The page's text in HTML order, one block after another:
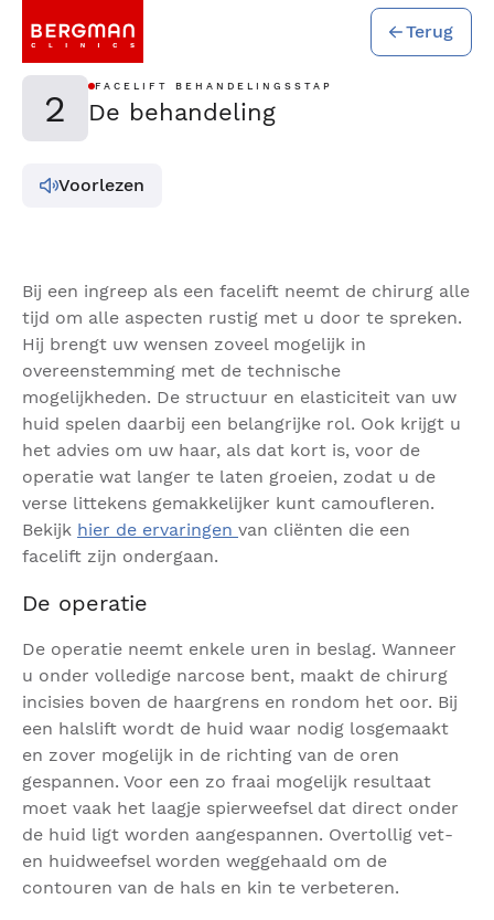
Terug
2 FACELIFT BEHANDELINGSSTAP
De behandeling
Voorlezen
Bij een ingreep als een facelift neemt de chirurg alle
tijd om alle aspecten rustig met u door te spreken.
Hij brengt uw wensen zoveel mogelijk in
overeenstemming met de technische
mogelijkheden. De structuur en elasticiteit van uw
huid spelen daarbij een belangrijke rol. Ook krijgt u
het advies om uw haar, als dat kort is, voor de
operatie wat langer te laten groeien, zodat u de
verse littekens gemakkelijker kunt camoufleren.
Bekijk hier de ervaringen van cliënten die een
facelift zijn ondergaan.
De operatie
De operatie neemt enkele uren in beslag. Wanneer
u onder volledige narcose bent, maakt de chirurg
incisies boven de haargrens en rondom het oor. Bij
een halslift wordt de huid waar nodig losgemaakt
en zover mogelijk in de richting van de oren
gespannen. Voor een zo fraai mogelijk resultaat
moet vaak het laagje spierweefsel dat direct onder
de huid ligt worden aangespannen. Overtollig vet-
en huidweefsel worden weggehaald om de
contouren van de hals en kin te verbeteren.